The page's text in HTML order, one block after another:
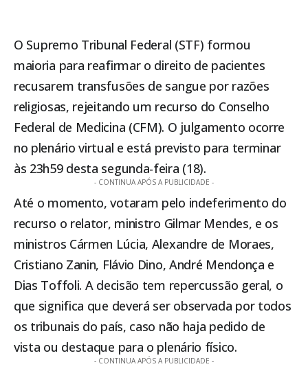
O Supremo Tribunal Federal (STF) formou
maioria para reafirmar o direito de pacientes
recusarem transfusões de sangue por razões
religiosas, rejeitando um recurso do Conselho
Federal de Medicina (CFM). O julgamento ocorre
no plenário virtual e está previsto para terminar
às 23h59 desta segunda-feira (18).
- CONTINUA APÓS A PUBLICIDADE -
Até o momento, votaram pelo indeferimento do
recurso o relator, ministro Gilmar Mendes, e os
ministros Cármen Lúcia, Alexandre de Moraes,
Cristiano Zanin, Flávio Dino, André Mendonça e
Dias Toffoli. A decisão tem repercussão geral, o
que significa que deverá ser observada por todos
os tribunais do país, caso não haja pedido de
vista ou destaque para o plenário físico.
- CONTINUA APÓS A PUBLICIDADE -